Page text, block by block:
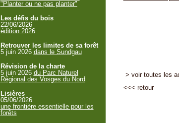
> voir toutes les
<<< retour
"Planter ou ne pas planter"
Les défis du bois
22/06/2026
édition 2026
Retrouver les limites de sa forêt
5 juin 2026 dans le Sundgau
Révision de la charte
5 juin 2026 du Parc Naturel
Régional des Vosges du Nord
Lisières
05/06/2026
une frontière essentielle pour les
forêts